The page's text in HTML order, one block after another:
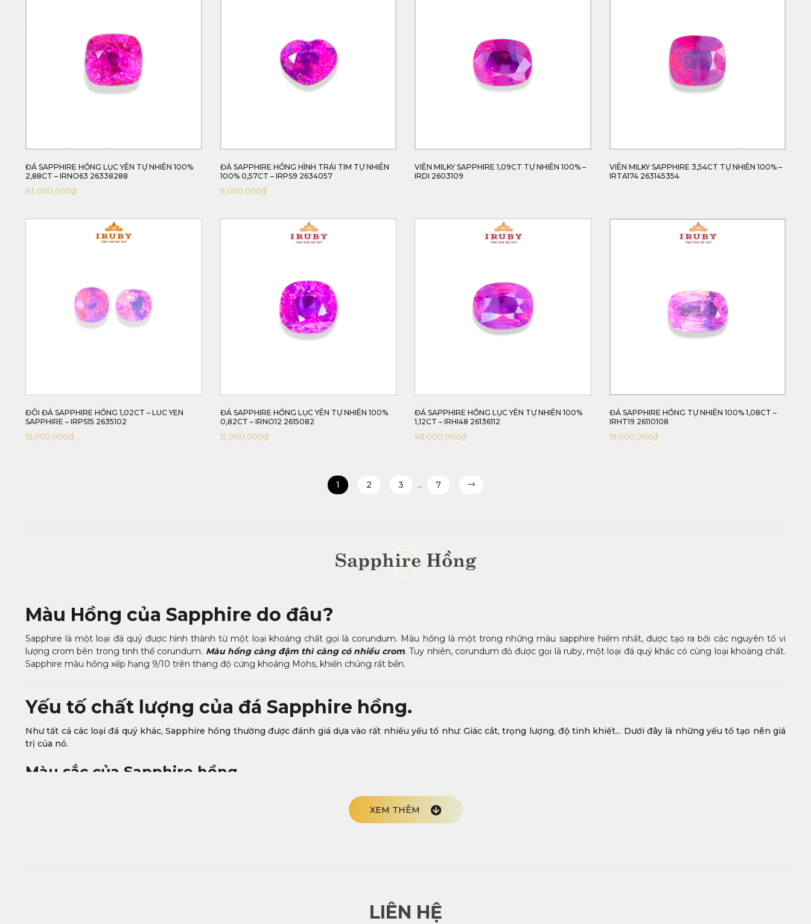
ĐÁ SAPPHIRE HỒNG LỤC YÊN TỰ NHIÊN 100%
2,88CT – IRNO63 26338288
63,000,000₫
ĐÁ SAPPHIRE HỒNG HÌNH TRÁI TIM TỰ NHIÊN
100% 0,57CT – IRPS9 2634057
9,000,000₫
VIÊN MILKY SAPPHIRE 1,09CT TỰ NHIÊN 100% –
IRDI 2603109
VIÊN MILKY SAPPHIRE 3,54CT TỰ NHIÊN 100% –
IRTA174 263145354
ĐÔI ĐÁ SAPPHIRE HỒNG 1,02CT – LUC YEN
SAPPHIRE – IRPS15 2635102
15,000,000₫
ĐÁ SAPPHIRE HỒNG LỤC YÊN TỰ NHIÊN 100%
0,82CT – IRNO12 2615082
12,000,000₫
ĐÁ SAPPHIRE HỒNG LỤC YÊN TỰ NHIÊN 100%
1,12CT – IRHI48 26136112
48,000,000₫
ĐÁ SAPPHIRE HỒNG TỰ NHIÊN 100% 1,08CT –
IRHT19 26110108
19,000,000₫
1 2 3 … 7
Sapphire Hồng
S
Màu Hồng của Sapphire do đâu?
Sapphire là một loại đá quý được hình thành từ một loại khoáng chất gọi là corundum. Màu hồng là một trong những màu sapphire hiếm nhất, được tạo ra bởi các nguyên tố vi
lượng crom bên trong tinh thể corundum. Màu hồng càng đậm thì càng có nhiều crom. Tuy nhiên, corundum đỏ được gọi là ruby, một loại đá quý khác có cùng loại khoáng chất.
Sapphire màu hồng xếp hạng 9/10 trên thang độ cứng khoáng Mohs, khiến chúng rất bền.
Yếu tố chất lượng của đá Sapphire hồng.
Như tất cả các loại đá quý khác, Sapphire hồng thường được đánh giá dựa vào rất nhiều yếu tố như: Giác cắt, trọng lượng, độ tinh khiết... Dưới đây là những yếu tố tạo nên giá
trị của nó.
Màu sắc của Sapphire hồng
Dải màu hồng của Sapphire có nhiều sắc thái khác nhau, từ hồng nhạt đến đỏ tươi. Các chuyên gia đá quý khuyên bạn nên tìm kiếm màu sắc sống động. Dù hồng nhạt hay hồng
đậm, viên Sapphire của bạn sẽ trông rất rực rỡ. Tất nhiên điều này sẽ được tăng cường nhờ độ rõ nét tốt và đường cắt tốt.
XEM THÊM
LIÊN HỆ